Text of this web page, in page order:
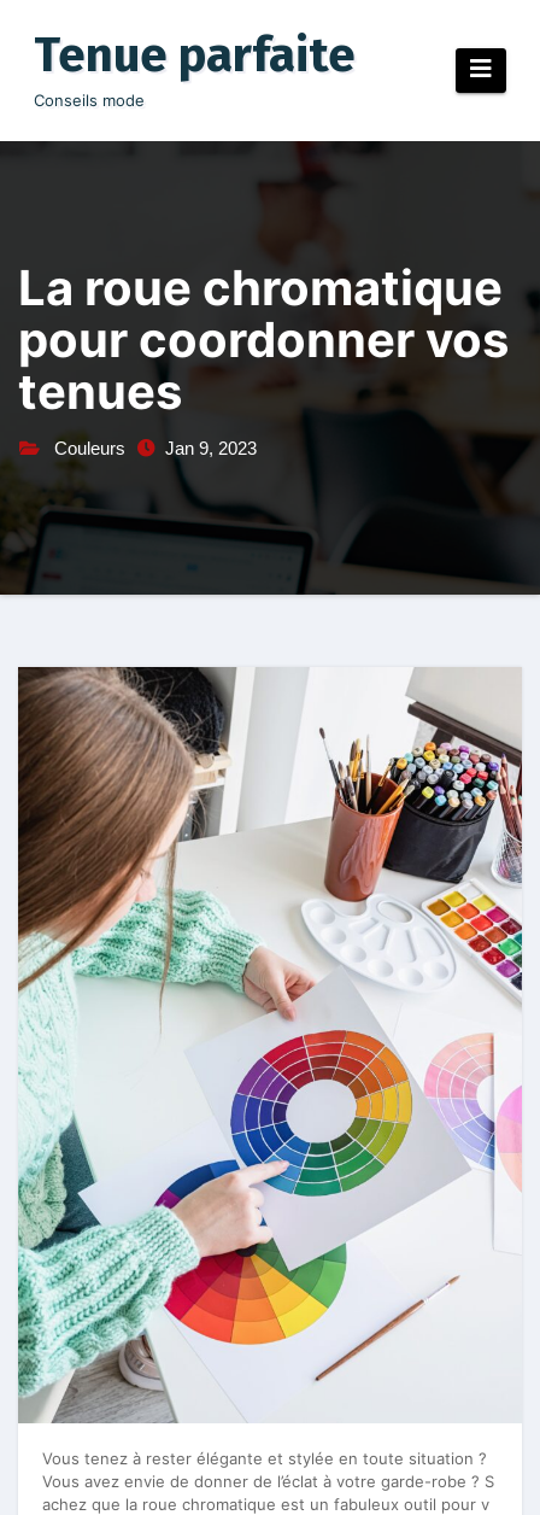
contenuTenue parfaite
Conseils mode
La roue chromatique
pour coordonner vos
tenues
Couleurs Jan 9, 2023
Vous tenez à rester élégante et stylée en toute situation ?
Vous avez envie de donner de l’éclat à votre garde-robe ? S
achez que la roue chromatique est un fabuleux outil pour v